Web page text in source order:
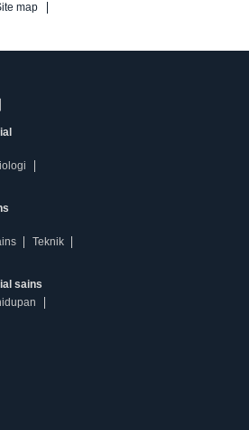
map
Teknik
sains